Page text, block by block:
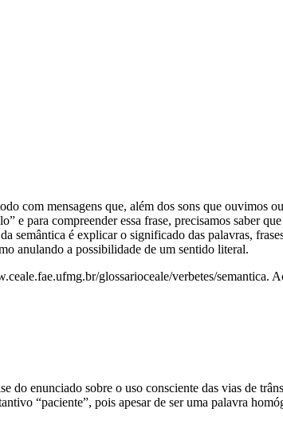
com mensagens que, além dos sons que ouvimos
para compreender essa frase, precisamos saber
semântica é explicar o significado das palavras,
anulando a possibilidade de um sentido literal.
glossarioceale/verbetes/semantica.
do enunciado sobre o uso consciente das vias de
“paciente”, pois apesar de ser uma palavra